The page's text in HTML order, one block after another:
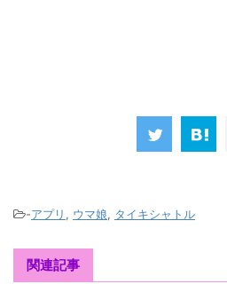
-アプリ , ウマ娘, タイキシャトル
関連記事